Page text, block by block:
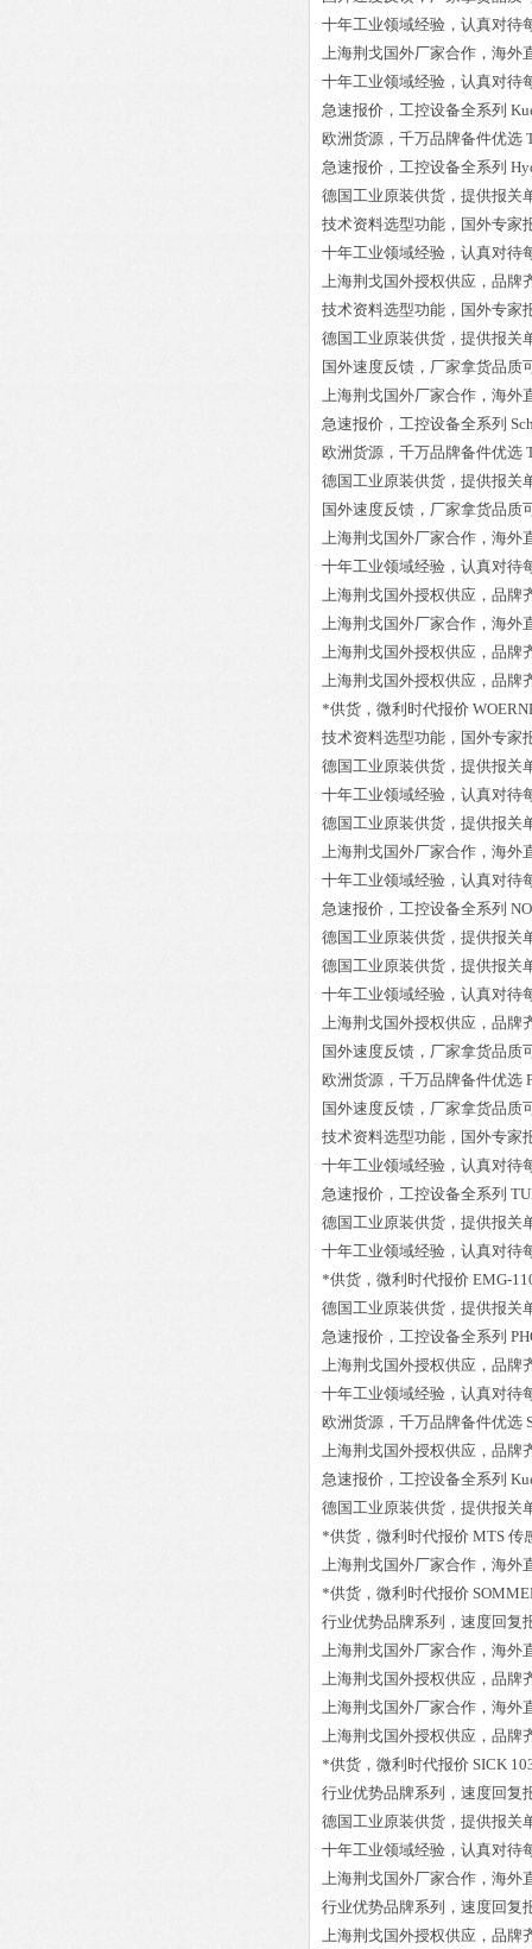
十年工业领域经验，认真对待
上海荆戈国外厂家合作，海外
十年工业领域经验，认真对待
急速报价，工控设备全系列
欧洲货源，千万品牌备件优选
急速报价，工控设备全系列
德国工业原装供货，提供报关
技术资料选型功能，国外专家
十年工业领域经验，认真对待
上海荆戈国外授权供应，品牌
技术资料选型功能，国外专家
德国工业原装供货，提供报关
国外速度反馈，厂家拿货品质
上海荆戈国外厂家合作，海外
急速报价，工控设备全系列
欧洲货源，千万品牌备件优选
德国工业原装供货，提供报关
国外速度反馈，厂家拿货品质
上海荆戈国外厂家合作，海外
十年工业领域经验，认真对待
上海荆戈国外授权供应，品牌
上海荆戈国外厂家合作，海外
上海荆戈国外授权供应，品牌
上海荆戈国外授权供应，品牌
*供货，微利时代报价
技术资料选型功能，国外专家
德国工业原装供货，提供报关
十年工业领域经验，认真对待
德国工业原装供货，提供报关
上海荆戈国外厂家合作，海外
十年工业领域经验，认真对待
急速报价，工控设备全系列
德国工业原装供货，提供报关
德国工业原装供货，提供报关
十年工业领域经验，认真对待
上海荆戈国外授权供应，品牌
国外速度反馈，厂家拿货品质
欧洲货源，千万品牌备件优选
国外速度反馈，厂家拿货品质
技术资料选型功能，国外专家
十年工业领域经验，认真对待
急速报价，工控设备全系列
德国工业原装供货，提供报关
十年工业领域经验，认真对待
*供货，微利时代报价 EMG-
德国工业原装供货，提供报关
急速报价，工控设备全系列
上海荆戈国外授权供应，品牌
十年工业领域经验，认真对待
欧洲货源，千万品牌备件优选
上海荆戈国外授权供应，品牌
急速报价，工控设备全系列
德国工业原装供货，提供报关
*供货，微利时代报价 MTS 传
上海荆戈国外厂家合作，海外
*供货，微利时代报价
行业优势品牌系列，速度回复
上海荆戈国外厂家合作，海外
上海荆戈国外授权供应，品牌
上海荆戈国外厂家合作，海外
上海荆戈国外授权供应，品牌
*供货，微利时代报价 SICK
行业优势品牌系列，速度回复
德国工业原装供货，提供报关
十年工业领域经验，认真对待
上海荆戈国外厂家合作，海外
行业优势品牌系列，速度回复
上海荆戈国外授权供应，品牌